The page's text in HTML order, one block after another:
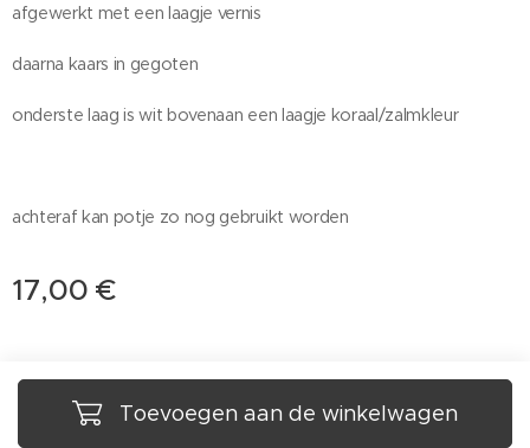
afgewerkt met een laagje vernis
daarna kaars in gegoten
onderste laag is wit bovenaan een laagje koraal/zalmkleur
achteraf kan potje zo nog gebruikt worden
17,00 €
Toevoegen aan de winkelwagen